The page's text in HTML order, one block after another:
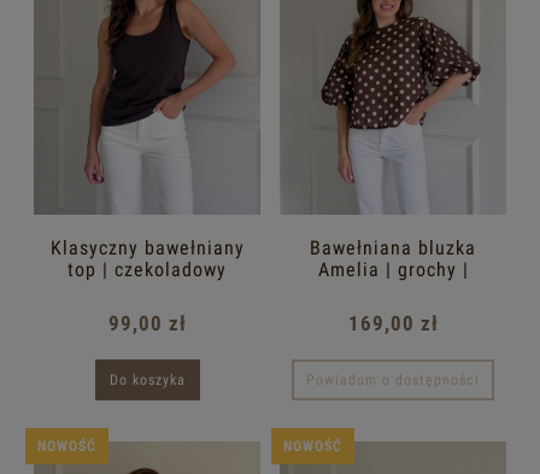
Klasyczny bawełniany
top | czekoladowy
99,00 zł
Do koszyka
Bawełniana bluzka
Amelia | grochy |
169,00 zł
Powiadom o dostępności
NOWOŚĆ NOWOŚĆ